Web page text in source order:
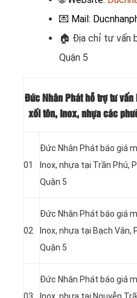
💌 Mail:
🏠 Địa chỉ tư vấn
Quận 5
Đức Nhân Phát hỗ trợ tư
xối tôn, inox, nhựa các
01
Đức Nhân Phát báo giá
Inox, nhựa tại Trần Phú,
Quận 5
02
Đức Nhân Phát báo giá
Inox, nhựa tại Bạch Vân,
Quận 5
03
Đức Nhân Phát báo giá
Inox, nhựa tại Nguyễn